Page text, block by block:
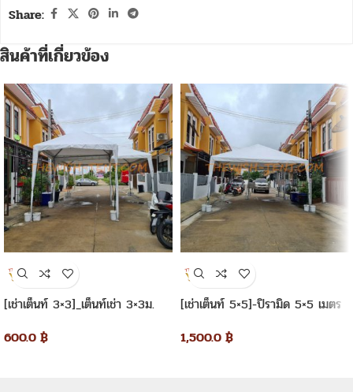
Share:
สินค้าที่เกี่ยวข้อง
[เช่าเต็นท์ 3×3]_เต็นท์เช่า 3×3ม.
600.0 ฿
[เช่าเต็นท์ 5×5]-ปิรามิด 5×5 เมตร
1,500.0 ฿